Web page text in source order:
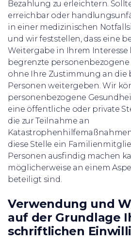
Bezahlung zu erleichtern.
erreichbar oder
in einer medizinischen
und wir feststellen, dass eine
Weitergabe in Ihrem
begrenzte
ohne Ihre Zustimmung an die
Personen weitergeben. Wir
personenbezogene
eine öffentliche oder private
die zur Teilnahme an
diese Stelle ein
Personen ausfindig machen
möglicherweise an einem
beteiligt sind.
Verwendung und
auf der Grundlage
schriftlichen